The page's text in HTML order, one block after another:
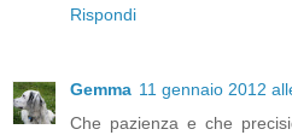
Rispondi
Gemma 11 gennaio 2012
Che pazienza e che